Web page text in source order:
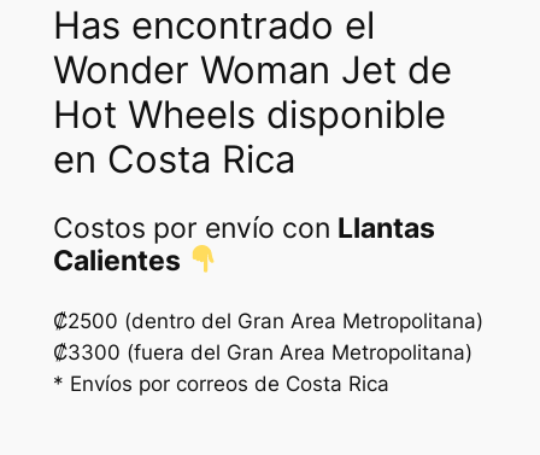
a
s
:
₡
5
0
.
:
₡
6
5
Has encontrado el
Wonder Woman Jet de
Hot Wheels disponible
en Costa Rica
Costos por envío con Llantas
Calientes
₡2500 (dentro del Gran Area Metropolitana)
₡3300 (fuera del Gran Area Metropolitana)
* Envíos por correos de Costa Rica